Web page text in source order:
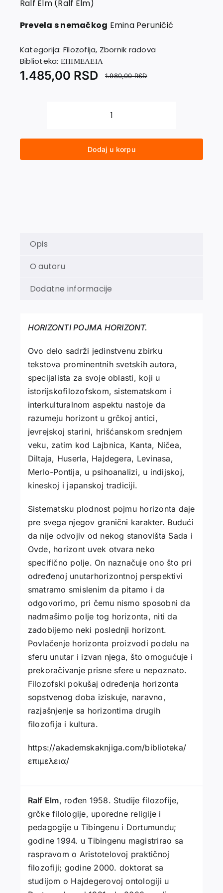
EU PROJEKTI
Ralf Elm (Ralf Elm)
Prevela s nemačkog Emina Peruničić
Kategorija: Filozofija, Zbornik radova
Biblioteka: ΕΠΙΜΕΛΕΙΑ
1.980,00RSD
1.485,00 RSD
HORIZONTI
HORIZONT
količina
Dodaj u korpu
Opis
O autoru
Dodatne informacije
HORIZONTI POJMA HORIZONT.
Ovo delo sadrži jedinstvenu zbirku
tekstova prominentnih svetskih autora,
specijalista za svoje oblasti, koji u
istorijskofilozofskom, sistematskom i
interkulturalnom aspektu nastoje da
razumeju horizont u grčkoj antici,
jevrejskoj starini, hrišćanskom srednjem
veku, zatim kod Lajbnica, Kanta, Ničea,
Diltaja, Huserla, Hajdegera, Levinasa,
Merlo-Pontija, u psihoanalizi, u indijskoj,
kineskoj i japanskoj tradiciji.
Sistematsku plodnost pojmu horizonta daje
pre svega njegov granični karakter. Budući
da nije odvojiv od nekog stanovišta Sada i
Ovde, horizont uvek otvara neko
specifično polje. On naznačuje ono što pri
određenoj unutarhorizontnoj perspektivi
smatramo smislenim da pitamo i da
odgovorimo, pri čemu nismo sposobni da
nadmašimo polje tog horizonta, niti da
zadobijemo neki poslednji horizont.
Povlačenje horizonta proizvodi podelu na
sferu unutar i izvan njega, što omogućuje i
prekoračivanje prisne sfere u nepoznato.
Filozofski pokušaj određenja horizonta
sopstvenog doba iziskuje, naravno,
razjašnjenje sa horizontima drugih
filozofija i kultura.
https://akademskaknjiga.com/biblioteka/
επιμελεια/
Ralf Elm, rođen 1958. Studije filozofije,
grčke filologije, uporedne religije i
pedagogije u Tibingenu i Dortumundu;
godine 1994. u Tibingenu magistrirao sa
raspravom o Aristotelovoj praktičnoj
filozofiji; godine 2000. doktorat sa
studijom o Hajdegerovoj ontologiji u